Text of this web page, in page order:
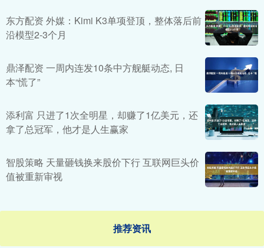
东方配资 外媒：Kimi K3单项登顶，整体落后前
沿模型2-3个月
鼎泽配资 一周内连发10条中方舰艇动态, 日
本“慌了”
添利富 只进了1次全明星，却赚了1亿美元，还
拿了总冠军，他才是人生赢家
智股策略 天量砸钱换来股价下行 互联网巨头价
值被重新审视
推荐资讯